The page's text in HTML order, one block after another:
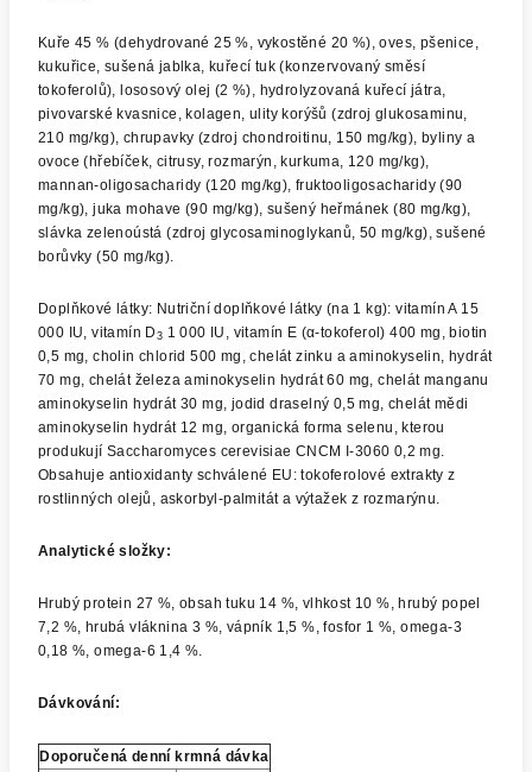
Kuře 45 % (dehydrované 25 %, vykostěné 20 %), oves, pšenice,
kukuřice, sušená jablka, kuřecí tuk (konzervovaný směsí
tokoferolů), lososový olej (2 %), hydrolyzovaná kuřecí játra,
pivovarské kvasnice, kolagen, ulity korýšů (zdroj glukosaminu,
210 mg/kg), chrupavky (zdroj chondroitinu, 150 mg/kg), byliny a
ovoce (hřebíček, citrusy, rozmarýn, kurkuma, 120 mg/kg),
mannan-oligosacharidy (120 mg/kg), fruktooligosacharidy (90
mg/kg), juka mohave (90 mg/kg), sušený heřmánek (80 mg/kg),
slávka zelenoústá (zdroj glycosaminoglykanů, 50 mg/kg), sušené
borůvky (50 mg/kg).
Doplňkové látky: Nutriční doplňkové látky (na 1 kg): vitamín A 15
000 IU, vitamín D 3 1 000 IU, vitamín E (α-tokoferol) 400 mg, biotin
0,5 mg, cholin chlorid 500 mg, chelát zinku a aminokyselin, hydrát
70 mg, chelát železa aminokyselin hydrát 60 mg, chelát manganu
aminokyselin hydrát 30 mg, jodid draselný 0,5 mg, chelát mědi
aminokyselin hydrát 12 mg, organická forma selenu, kterou
produkují Saccharomyces cerevisiae CNCM I-3060 0,2 mg.
Obsahuje antioxidanty schválené EU: tokoferolové extrakty z
rostlinných olejů, askorbyl-palmitát a výtažek z rozmarýnu.
Analytické složky:
Hrubý protein 27 %, obsah tuku 14 %, vlhkost 10 %, hrubý popel
7,2 %, hrubá vláknina 3 %, vápník 1,5 %, fosfor 1 %, omega-3
0,18 %, omega-6 1,4 %.
Dávkování:
Doporučená denní krmná dávka